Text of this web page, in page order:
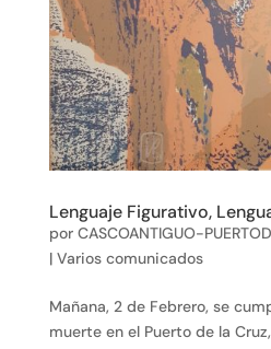
Lenguaje Figurativo,
por CASCOANTIGUO-
| Varios comunicados
Mañana, 2 de Febrero, se
muerte en el Puerto de la